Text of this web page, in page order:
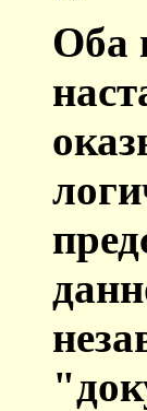
Оба